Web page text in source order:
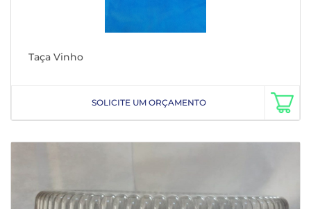
Taça Vinho
SOLICITE UM ORÇAMENTO